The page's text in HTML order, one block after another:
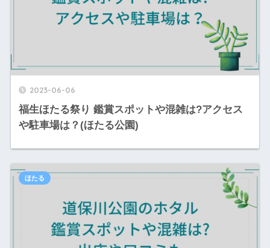
2023-06-06
福生ほたる祭り 鑑賞スポットや混雑は?アクセス
や駐車場は？(ほたる公園)
ほたる